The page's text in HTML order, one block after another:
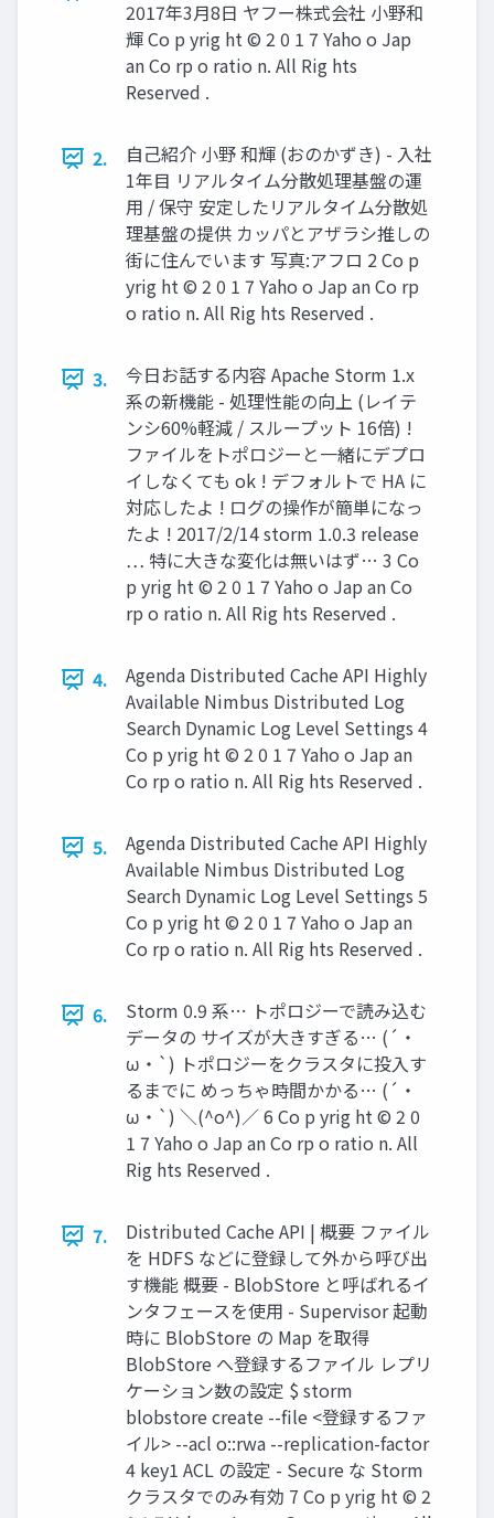
2017年3月8日 ヤフー株式会社 小野和
輝 Co p yrig ht © 2 0 1 7 Yaho o Jap
an Co rp o ratio n. All Rig hts
Reserved .
2.
自己紹介 小野 和輝 (おのかずき) - 入社
1年目 リアルタイム分散処理基盤の運
用 / 保守 安定したリアルタイム分散処
理基盤の提供 カッパとアザラシ推しの
街に住んでいます 写真:アフロ 2 Co p
yrig ht © 2 0 1 7 Yaho o Jap an Co rp
o ratio n. All Rig hts Reserved .
3.
今日お話する内容 Apache Storm 1.x
系の新機能 - 処理性能の向上 (レイテ
ンシ60%軽減 / スループット 16倍) !
ファイルをトポロジーと一緒にデプロ
イしなくても ok ! デフォルトで HA に
対応したよ ! ログの操作が簡単になっ
たよ ! 2017/2/14 storm 1.0.3 release
… 特に大きな変化は無いはず… 3 Co
p yrig ht © 2 0 1 7 Yaho o Jap an Co
rp o ratio n. All Rig hts Reserved .
4.
Agenda Distributed Cache API Highly
Available Nimbus Distributed Log
Search Dynamic Log Level Settings 4
Co p yrig ht © 2 0 1 7 Yaho o Jap an
Co rp o ratio n. All Rig hts Reserved .
5.
Agenda Distributed Cache API Highly
Available Nimbus Distributed Log
Search Dynamic Log Level Settings 5
Co p yrig ht © 2 0 1 7 Yaho o Jap an
Co rp o ratio n. All Rig hts Reserved .
6.
Storm 0.9 系… トポロジーで読み込む
データの サイズが大きすぎる… (´・
ω・`) トポロジーをクラスタに投入す
るまでに めっちゃ時間かかる… (´・
ω・`) ＼(^o^)／ 6 Co p yrig ht © 2 0
1 7 Yaho o Jap an Co rp o ratio n. All
Rig hts Reserved .
7.
Distributed Cache API | 概要 ファイル
を HDFS などに登録して外から呼び出
す機能 概要 - BlobStore と呼ばれるイ
ンタフェースを使用 - Supervisor 起動
時に BlobStore の Map を取得
BlobStore へ登録するファイル レプリ
ケーション数の設定 $ storm
blobstore create --file <登録するファ
イル> --acl o::rwa --replication-factor
4 key1 ACL の設定 - Secure な Storm
クラスタでのみ有効 7 Co p yrig ht © 2